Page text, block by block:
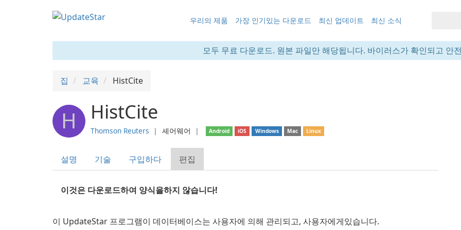
우리의 제품 가장 인기있는 다운로드 최신 업데이트 최신 소식
모두 무료 다운로드. 원본 파일만 해당됩니다. 바이러스가 확인되고 안
집 교육 HistCite
H HistCite
Thomson Reuters ❘ 셰어웨어 ❘ Android iOS Windows Mac Linux
설명 기술 구입하다 편집
이것은 다운로드하여 양식을하지 않습니다!
이 UpdateStar 프로그램이 데이터베이스는 사용자에 의해 관리되고, 사용자에게있습니다.